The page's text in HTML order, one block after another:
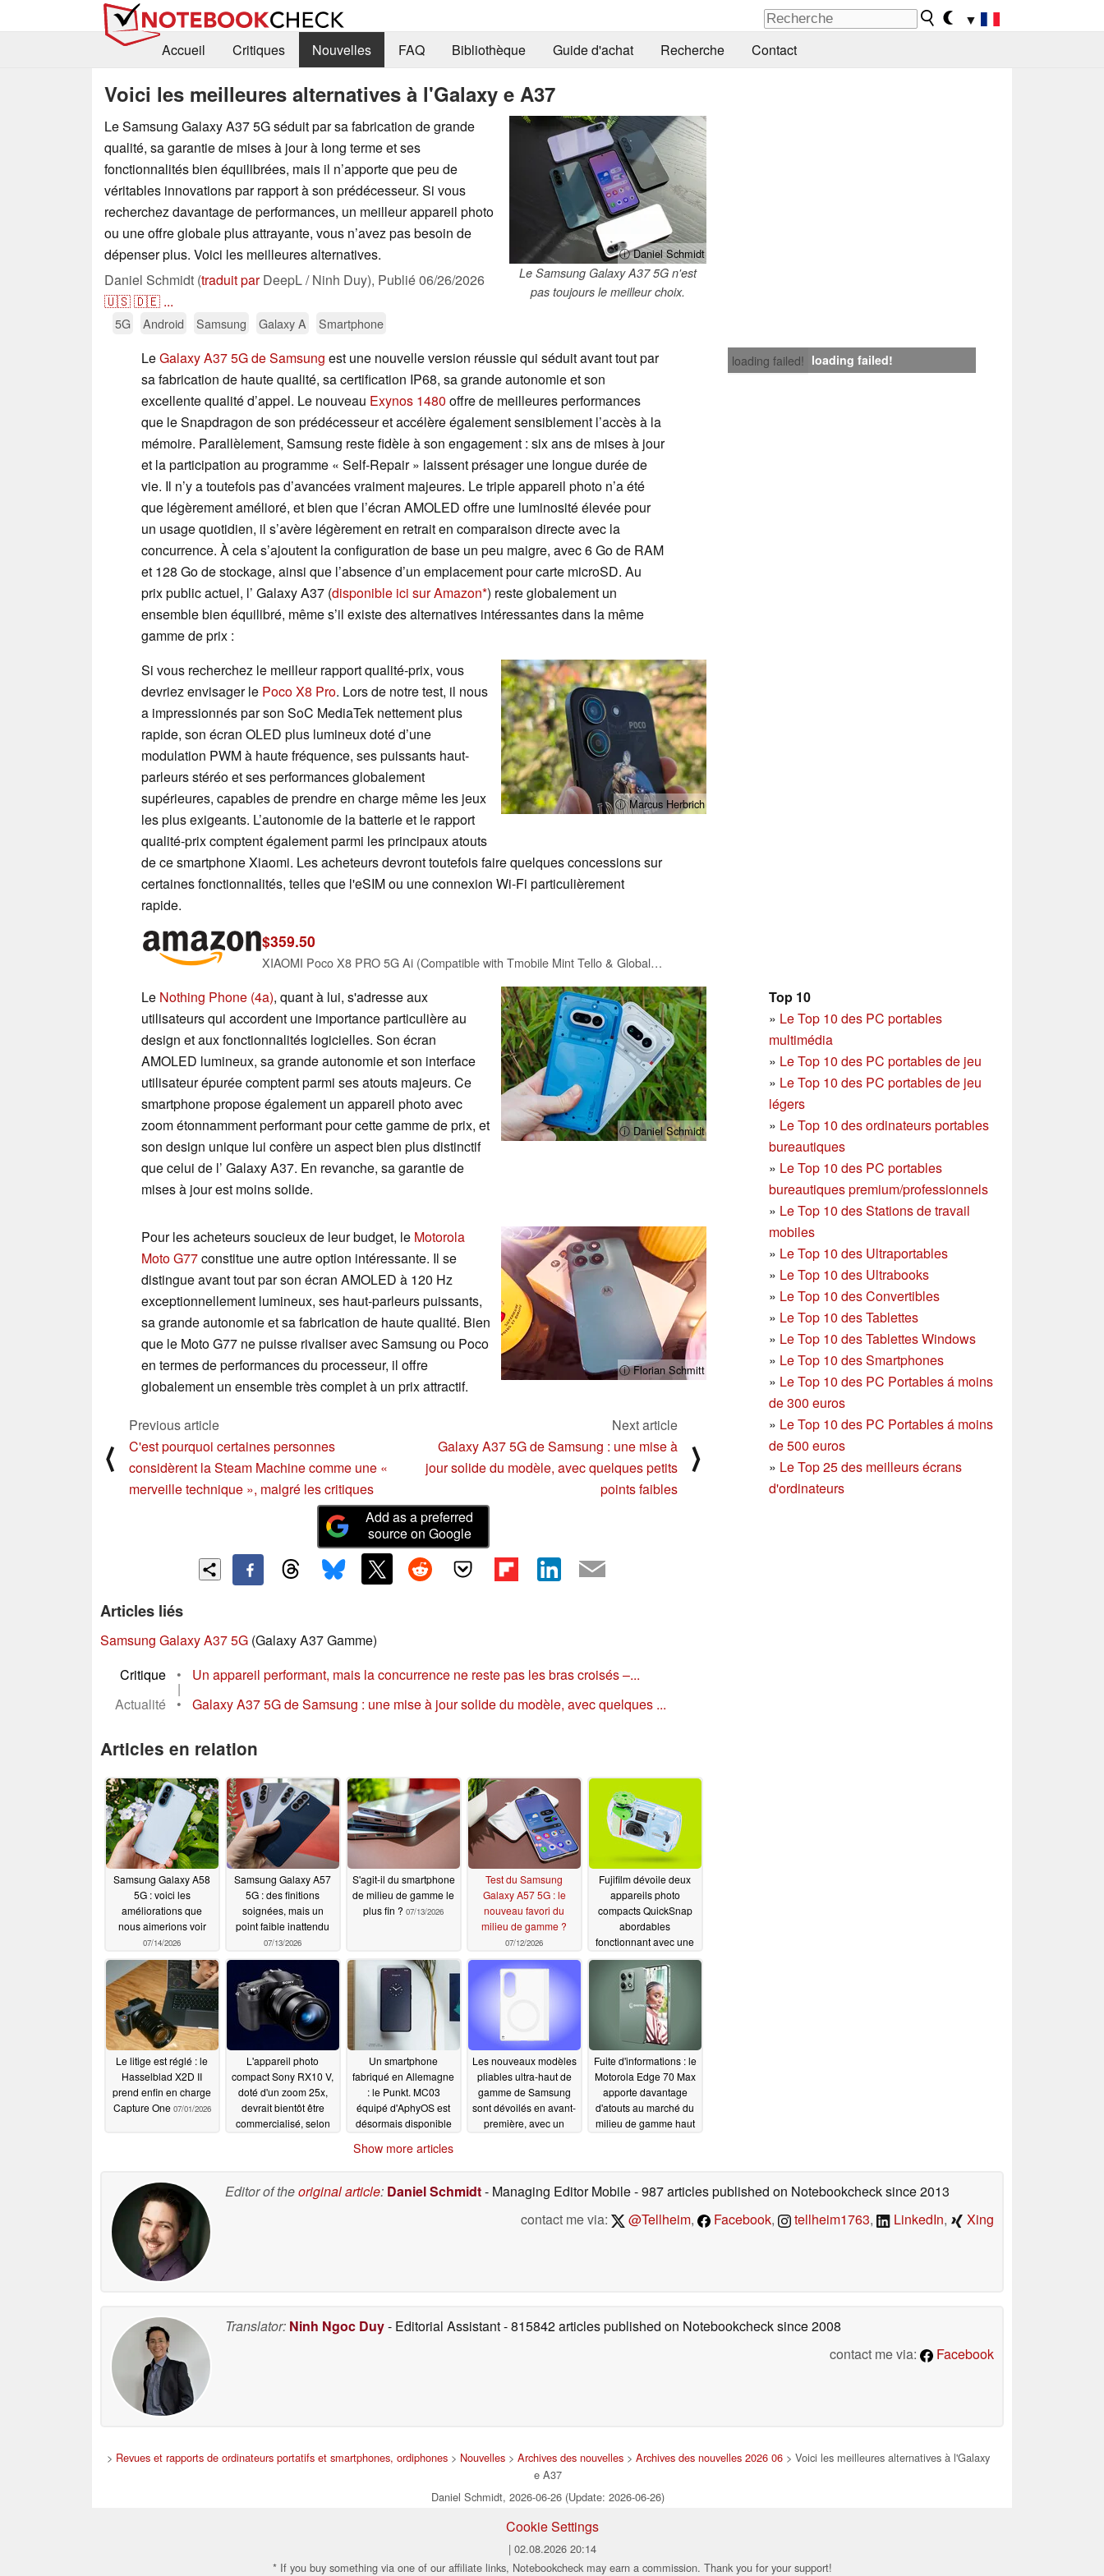
▼
Accueil
Critiques Nouvelles FAQ Bibliothèque Guide d'achat Recherche Contact
Voici les meilleures alternatives à l'Galaxy e A37
ⓘ Daniel Schmidt
Le Samsung Galaxy A37 5G n'est
pas toujours le meilleur choix.
Le Samsung Galaxy A37 5G séduit par sa fabrication de grande
qualité, sa garantie de mises à jour à long terme et ses
fonctionnalités bien équilibrées, mais il n’apporte que peu de
véritables innovations par rapport à son prédécesseur. Si vous
recherchez davantage de performances, un meilleur appareil photo
ou une offre globale plus attrayante, vous n’avez pas besoin de
dépenser plus. Voici les meilleures alternatives.
Daniel Schmidt (traduit parDeepL / Ninh Duy), Publié06/26/2026
🇺🇸🇩🇪 ...
5G Android Samsung Galaxy A Smartphone
loading failed! loading failed!
LeGalaxy A37 5G de Samsung est une nouvelle version réussie qui séduit avant tout par
sa fabrication de haute qualité, sa certification IP68, sa grande autonomie et son
excellente qualité d’appel. Le nouveau Exynos 1480 offre de meilleures performances
que le Snapdragon de son prédécesseur et accélère également sensiblement l’accès à la
mémoire. Parallèlement, Samsung reste fidèle à son engagement : six ans de mises à jour
et la participation au programme « Self-Repair » laissent présager une longue durée de
vie. Il n’y a toutefois pas d’avancées vraiment majeures. Le triple appareil photo n’a été
que légèrement amélioré, et bien que l’écran AMOLED offre une luminosité élevée pour
un usage quotidien, il s’avère légèrement en retrait en comparaison directe avec la
concurrence. À cela s’ajoutent la configuration de base un peu maigre, avec 6 Go de RAM
et 128 Go de stockage, ainsi que l’absence d’un emplacement pour carte microSD. Au
prix public actuel, l’ Galaxy A37 (disponible ici sur Amazon ) reste globalement un
ensemble bien équilibré, même s’il existe des alternatives intéressantes dans la même
gamme de prix :
ⓘ Marcus Herbrich
Si vous recherchez le meilleur rapport qualité-prix, vous
devriez envisager le Poco X8 Pro. Lors de notre test, il nous
a impressionnés par son SoC MediaTek nettement plus
rapide, son écran OLED plus lumineux doté d’une
modulation PWM à haute fréquence, ses puissants haut-
parleurs stéréo et ses performances globalement
supérieures, capables de prendre en charge même les jeux
les plus exigeants. L’autonomie de la batterie et le rapport
qualité-prix comptent également parmi les principaux atouts
de ce smartphone Xiaomi. Les acheteurs devront toutefois faire quelques concessions sur
certaines fonctionnalités, telles que l'eSIM ou une connexion Wi-Fi particulièrement
rapide.
$359.50
XIAOMI Poco X8 PRO 5G Ai (Compatible with Tmobile Mint Tello & Global) (256GB + 8GB) 6.59" 50MP Gamers Phone NFC Dual sim Unlocked Model 2511FPC34G Liberado (Black)
Top 10
» Le Top 10 des PC portables
multimédia
» Le Top 10 des PC portables de jeu
» Le Top 10 des PC portables de jeu
légers
» Le Top 10 des ordinateurs portables
bureautiques
» Le Top 10 des PC portables
bureautiques premium/professionnels
» Le Top 10 des Stations de travail
mobiles
» Le Top 10 des Ultraportables
» Le Top 10 des Ultrabooks
» Le Top 10 des Convertibles
» Le Top 10 des Tablettes
» Le Top 10 des Tablettes Windows
» Le Top 10 des Smartphones
» Le Top 10 des PC Portables á moins
de 300 euros
» Le Top 10 des PC Portables á moins
de 500 euros
» Le Top 25 des meilleurs écrans
d'ordinateurs
ⓘ Daniel Schmidt
Le Nothing Phone (4a), quant à lui, s'adresse aux
utilisateurs qui accordent une importance particulière au
design et aux fonctionnalités logicielles. Son écran
AMOLED lumineux, sa grande autonomie et son interface
utilisateur épurée comptent parmi ses atouts majeurs. Ce
smartphone propose également un appareil photo avec
zoom étonnamment performant pour cette gamme de prix, et
son design unique lui confère un aspect bien plus distinctif
que celui de l’ Galaxy A37. En revanche, sa garantie de
mises à jour est moins solide.
ⓘ Florian Schmitt
Pour les acheteurs soucieux de leur budget, le Motorola
Moto G77constitue une autre option intéressante. Il se
distingue avant tout par son écran AMOLED à 120 Hz
exceptionnellement lumineux, ses haut-parleurs puissants,
sa grande autonomie et sa fabrication de haute qualité. Bien
que le Moto G77 ne puisse rivaliser avec Samsung ou Poco
en termes de performances du processeur, il offre
globalement un ensemble très complet à un prix attractif.
⟨
Previous article
C'est pourquoi certaines personnes
considèrent la Steam Machine comme une «
merveille technique », malgré les critiques
Next article
Galaxy A37 5G de Samsung : une mise à
jour solide du modèle, avec quelques petits
points faibles
⟩
Add as a preferred
source on Google
Articles liés
Samsung Galaxy A37 5G (Galaxy A37 Gamme)
Critique
• Un appareil performant, mais la concurrence ne reste pas les bras croisés –...
|
Actualité
• Galaxy A37 5G de Samsung : une mise à jour solide du modèle, avec quelques ...
Articles en relation
Samsung Galaxy A58
5G : voici les
améliorations que
nous aimerions voir
07/14/2026
Samsung Galaxy A57
5G : des finitions
soignées, mais un
point faible inattendu
07/13/2026
S'agit-il du smartphone
de milieu de gamme le
plus fin ? 07/13/2026
Test du Samsung
Galaxy A57 5G : le
nouveau favori du
milieu de gamme ?
07/12/2026
Fujifilm dévoile deux
appareils photo
compacts QuickSnap
abordables
fonctionnant avec une
pellicule 35 mm
07/01/2026
Le litige est réglé : le
Hasselblad X2D II
prend enfin en charge
Capture One 07/01/2026
L'appareil photo
compact Sony RX10 V,
doté d'un zoom 25x,
devrait bientôt être
commercialisé, selon
Un smartphone
fabriqué en Allemagne
: le Punkt. MC03
équipé d'AphyOS est
désormais disponible
Les nouveaux modèles
pliables ultra-haut de
gamme de Samsung
sont dévoilés en avant-
première, avec un
Fuite d'informations : le
Motorola Edge 70 Max
apporte davantage
d'atouts au marché du
milieu de gamme haut
Show more articles
Editor of theoriginal article: Daniel Schmidt- Managing Editor Mobile- 987 articles published on Notebookchecksince 2013
contact me via:
@Tellheim, Facebook, tellheim1763, LinkedIn, Xing
Translator: Ninh Ngoc Duy- Editorial Assistant- 815842 articles published on Notebookchecksince 2008
contact me via:
Facebook
> Revues et rapports de ordinateurs portatifs et smartphones, ordiphones> Nouvelles> Archives des nouvelles> Archives des nouvelles 2026 06> Voici les meilleures alternatives à l'Galaxy
e A37
Daniel Schmidt, 2026-06-26 (Update: 2026-06-26)
Cookie Settings
| 02.08.2026 20:14
* If you buy something via one of our affiliate links, Notebookcheck may earn a commission. Thank you for your support!